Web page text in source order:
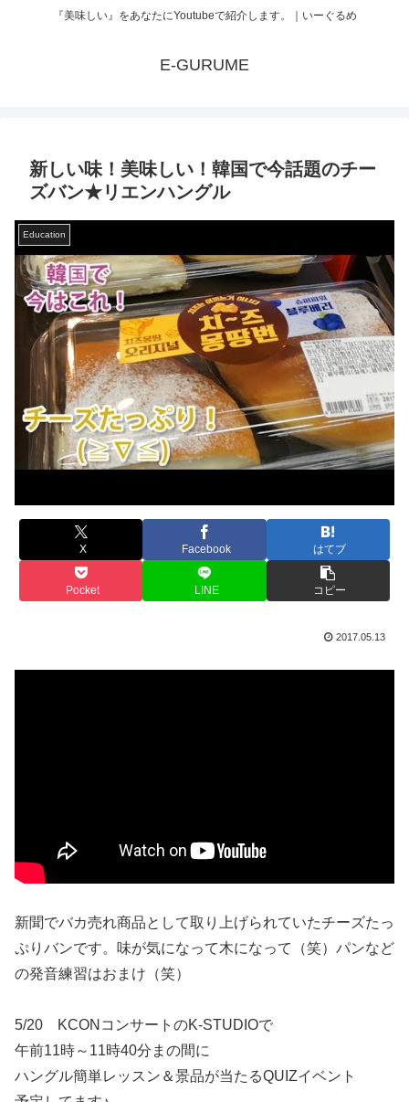
『美味しい』をあなたにYoutubeで紹介します。｜いーぐるめ
E-GURUME
新しい味！美味しい！韓国で今話題のチー
ズバン★リエンハングル
Education
X Facebook はてブ
Pocket LINE コピー
2017.05.13
新聞でバカ売れ商品として取り上げられていたチーズたっ
ぷりバンです。味が気になって木になって（笑）パンなど
の発音練習はおまけ（笑）
5/20 KCONコンサートのK-STUDIOで
午前11時～11時40分まの間に
ハングル簡単レッスン＆景品が当たるQUIZイベント